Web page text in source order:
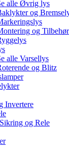
alle Øvrig lys
og
og Tilbehør
alle Varsellys
og Blitz
Invertere
Sikring og Rele